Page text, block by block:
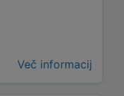
Več informacij